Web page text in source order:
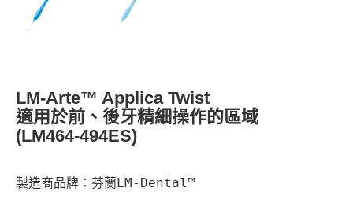
LM-Arte™ Applica Twist
適用於前、後牙精細操作的區域
(LM464-494ES)
製造商品牌：芬蘭LM-Dental™